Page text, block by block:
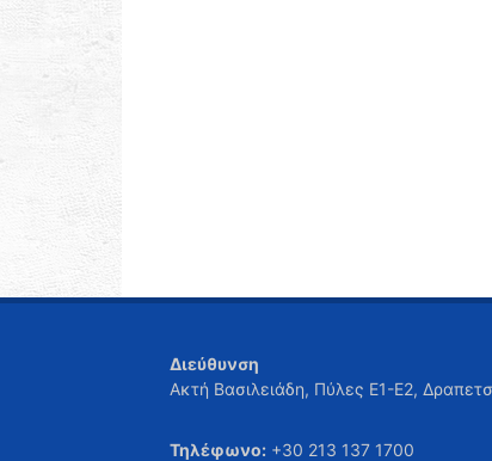
Διεύθυνση
Ακτή Βασιλειάδη, Πύλες Ε1-Ε2,
Τηλέφωνο: +30 213 137 1700